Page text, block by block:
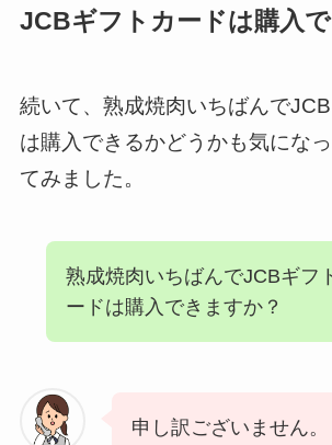
JCBギフトカードは購入
続いて、熟成焼肉いちばんで
は購入できるかどうかも気にな
てみました。
熟成焼肉いちばんでJCBギフ
ードは購入できますか？
申し訳ございません。